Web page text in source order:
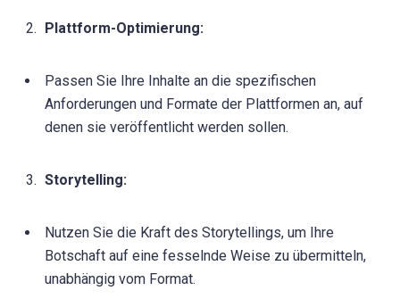
Plattform-Optimierung:
Passen Sie Ihre Inhalte an die spezifischen
Anforderungen und Formate der Plattformen an, auf
denen sie veröffentlicht werden sollen.
Storytelling:
Nutzen Sie die Kraft des Storytellings, um Ihre
Botschaft auf eine fesselnde Weise zu übermitteln,
unabhängig vom Format.